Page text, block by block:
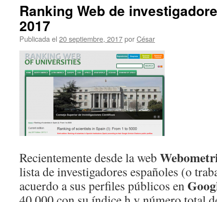
Ranking Web de
2017
Publicada el 20 septiembre, 2017porCésar
Recientemente desde la web
lista de investigadores españoles (o
acuerdo a sus perfiles públicos en